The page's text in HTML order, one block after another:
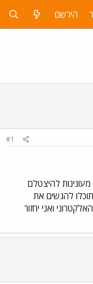
הירשם
#1
להיצטלם
להגשים את
ואני יחזור